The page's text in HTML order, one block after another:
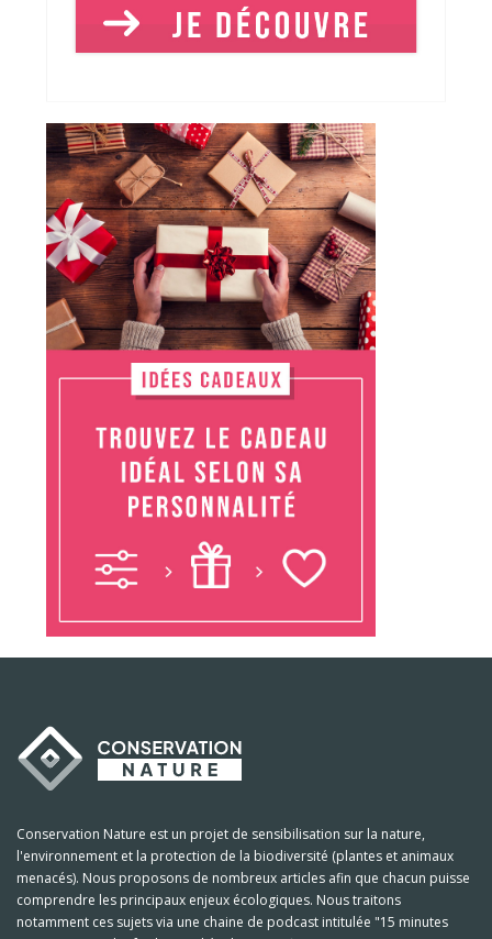
Conservation Nature est un projet de sensibilisation sur la nature,
l'environnement et la protection de la biodiversité (plantes et animaux
menacés). Nous proposons de nombreux articles afin que chacun puisse
comprendre les principaux enjeux écologiques. Nous traitons
notamment ces sujets via une chaine de podcast intitulée "15 minutes